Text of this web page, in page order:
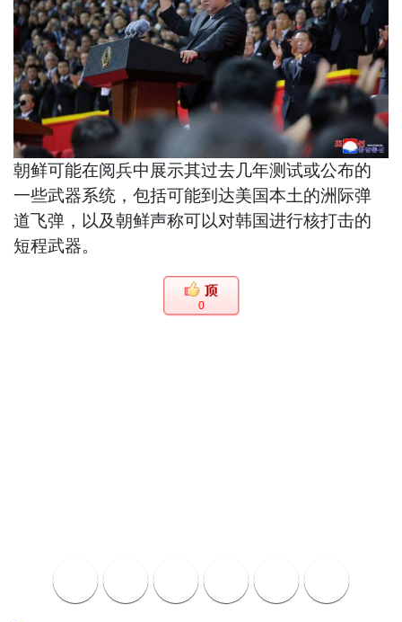
朝鲜可能在阅兵中展示其过去几年测试或公布的
一些武器系统，包括可能到达美国本土的洲际弹
道飞弹，以及朝鲜声称可以对韩国进行核打击的
短程武器。
0